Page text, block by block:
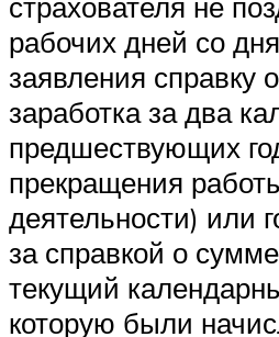
рабочих дней со
заявления справку
заработка за два
предшествующих
прекращения
деятельности) или
за справкой о
текущий
которую были